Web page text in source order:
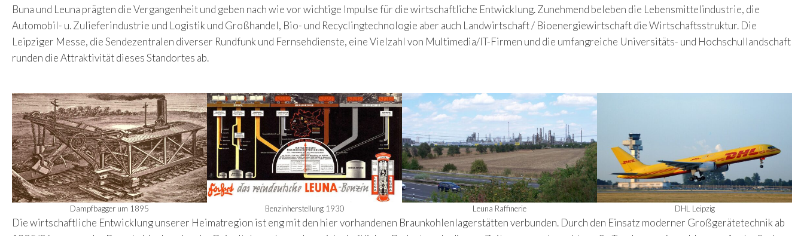
Buna und Leuna prägten die Vergangenheit und geben nach wie vor wichtige Impulse für die wirtschaftliche Entwicklung. Zunehmend beleben die Lebensmittelindustrie, die
Automobil- u. Zulieferindustrie und Logistik und Großhandel, Bio- und Recyclingtechnologie aber auch Landwirtschaft / Bioenergiewirtschaft die Wirtschaftsstruktur. Die
Leipziger Messe, die Sendezentralen diverser Rundfunk und Fernsehdienste, eine Vielzahl von Multimedia/IT-Firmen und die umfangreiche Universitäts- und Hochschullandschaft
runden die Attraktivität dieses Standortes ab.
Dampfbagger um 1895 Benzinherstellung 1930 Leuna Raffinerie DHL Leipzig
Die wirtschaftliche Entwicklung unserer Heimatregion ist eng mit den hier vorhandenen Braunkohlenlagerstätten verbunden. Durch den Einsatz moderner Großgerätetechnik ab